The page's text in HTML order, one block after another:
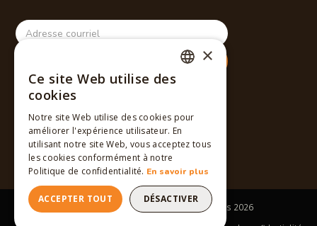
RÉSEAUX SOCIAUX
Tous droits réservés © Winslow Dancers 2026
×
Ce site Web utilise des
cookies
Notre site Web utilise des cookies pour
améliorer l'expérience utilisateur. En
utilisant notre site Web, vous acceptez tous
les cookies conformément à notre
Politique de confidentialité. En savoir plus
ACCEPTER TOUT DÉSACTIVER